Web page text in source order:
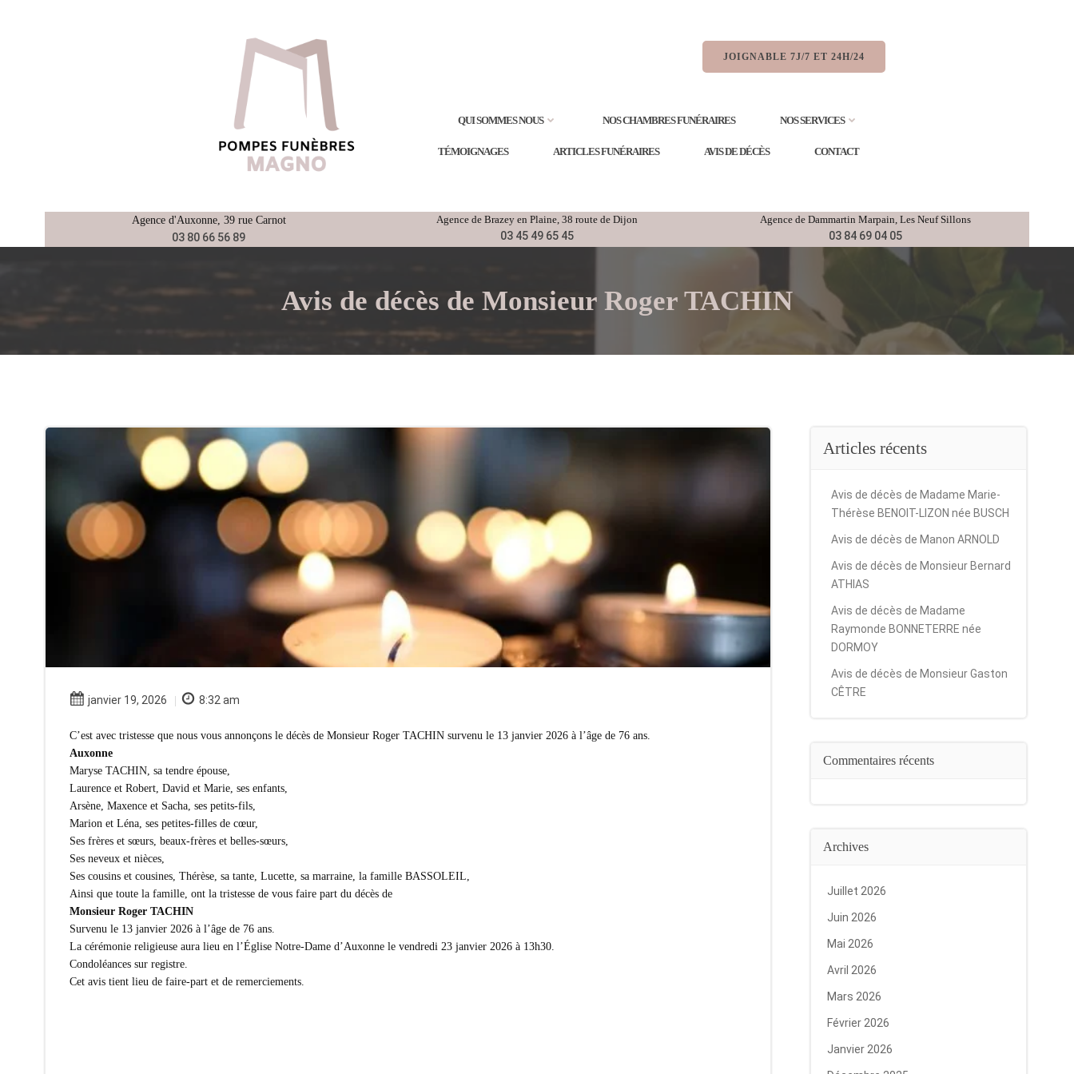
JOIGNABLE 7J/7 ET 24H/24
QUI SOMMES NOUS NOS CHAMBRES FUNÉRAIRES NOS SERVICES
TÉMOIGNAGES ARTICLES FUNÉRAIRES AVIS DE DÉCÈS CONTACT
Agence d'Auxonne, 39 rue Carnot
03 80 66 56 89
Agence de Brazey en Plaine, 38 route de Dijon
03 45 49 65 45
Agence de Dammartin Marpain, Les Neuf Sillons
03 84 69 04 05
Avis de décès de Monsieur Roger TACHIN
janvier 19, 2026 8:32 am
C’est avec tristesse que nous vous annonçons le décès de Monsieur Roger TACHIN survenu le 13 janvier 2026 à l’âge de 76 ans.
Auxonne
Maryse TACHIN, sa tendre épouse,
Laurence et Robert, David et Marie, ses enfants,
Arsène, Maxence et Sacha, ses petits-fils,
Marion et Léna, ses petites-filles de cœur,
Ses frères et sœurs, beaux-frères et belles-sœurs,
Ses neveux et nièces,
Ses cousins et cousines, Thérèse, sa tante, Lucette, sa marraine, la famille BASSOLEIL,
Ainsi que toute la famille, ont la tristesse de vous faire part du décès de
Monsieur Roger TACHIN
Survenu le 13 janvier 2026 à l’âge de 76 ans.
La cérémonie religieuse aura lieu en l’Église Notre-Dame d’Auxonne le vendredi 23 janvier 2026 à 13h30.
Condoléances sur registre.
Cet avis tient lieu de faire-part et de remerciements.
Articles récents
Avis de décès de Madame Marie-
Thérèse BENOIT-LIZON née BUSCH
Avis de décès de Manon ARNOLD
Avis de décès de Monsieur Bernard
ATHIAS
Avis de décès de Madame
Raymonde BONNETERRE née
DORMOY
Avis de décès de Monsieur Gaston
CÊTRE
Commentaires récents
Archives
Juillet 2026
Juin 2026
Mai 2026
Avril 2026
Mars 2026
Février 2026
Janvier 2026